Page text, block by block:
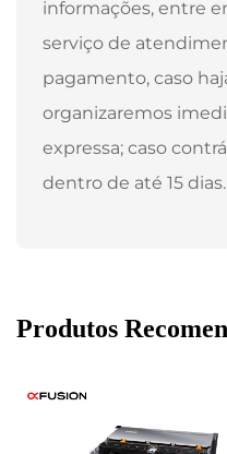
informações, entre
serviço de
pagamento, caso
organizaremos
expressa; caso
dentro de até 15 dias.
Produtos